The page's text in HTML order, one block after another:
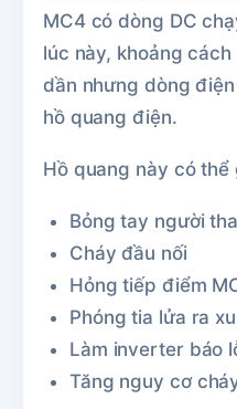
MC4 có dòng DC
lúc này, khoảng
dần nhưng dòng
hồ quang điện.
Hồ quang này có thể
Bỏng tay người
Cháy đầu nối
Hỏng tiếp điểm
Phóng tia lửa ra
Làm inverter báo
Tăng nguy cơ